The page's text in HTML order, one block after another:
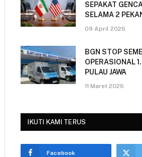
SEPAKAT
SELAMA 2
09 April 2026
BGN STOP
OPERASIONAL
PULAU JAWA
11 Maret 2026
IKUTI KAMI TERUS
Facebook